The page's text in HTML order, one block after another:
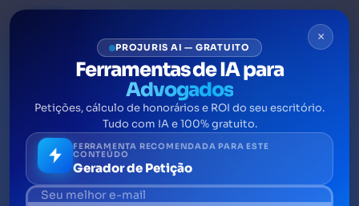
Marketing Jurídico: como
advogados e escritórios
devem usar o LinkedIn
×
PROJURIS AI — GRATUITO
Ferramentas de IA para
Advogados
Petições, cálculo de honorários e ROI do seu escritório.
Tudo com IA e 100% gratuito.
FERRAMENTA RECOMENDADA PARA ESTE
CONTEÚDO
Gerador de Petição